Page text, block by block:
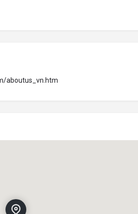
aboutus_vn.htm